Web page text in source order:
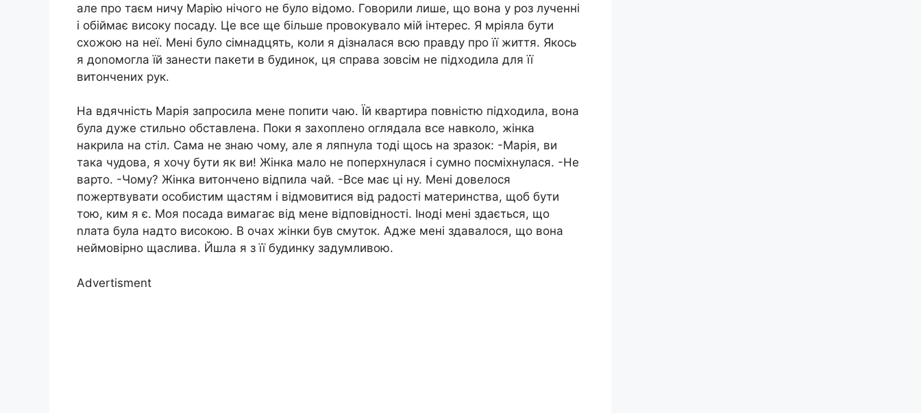
але про таєм ничу Марію нічого не було відомо. Говорили лише, що вона у роз лученні
і обіймає високу посаду. Це все ще більше провокувало мій інтерес. Я мріяла бути
схожою на неї. Мені було сімнадцять, коли я дізналася всю правду про її життя. Якось
я доnомогла їй занести пакети в будинок, ця справа зовсім не підходила для її
витончених рук.
На вдячність Марія запросила мене попити чаю. Їй квартира повністю підходила, вона
була дуже стильно обставлена. Поки я захоплено оглядала все навколо, жінка
накрила на стіл. Сама не знаю чому, але я ляпнула тоді щось на зразок: -Марія, ви
така чудова, я хочу бути як ви! Жінка мало не поперхнулася і сумно посміхнулася. -Не
варто. -Чому? Жінка витончено відпила чай. -Все має ці ну. Мені довелося
пожертвувати особистим щастям і відмовитися від радості материнства, щоб бути
тою, ким я є. Моя посада вимагає від мене відповідності. Іноді мені здається, що
nлата була надто високою. В очах жінки був смуток. Адже мені здавалося, що вона
неймовірно щаслива. Йшла я з її будинку задумливою.
Advertisment